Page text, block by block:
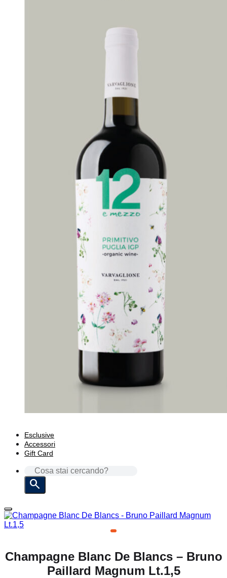
Esclusive
Accessori
Gift Card
CERCA:
Champagne Blanc De Blancs – Bruno
Paillard Magnum Lt.1,5